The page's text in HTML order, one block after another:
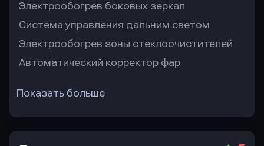
Электрообогрев боковых зеркал
Система управления дальним светом
Электрообогрев зоны стеклоочистителей
Автоматический корректор фар
Показать больше